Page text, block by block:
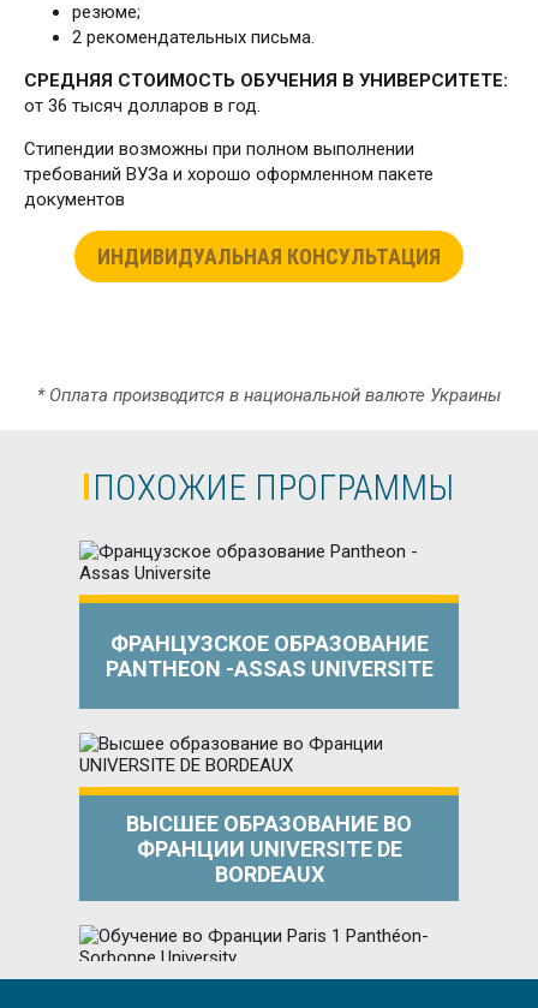
резюме;
2 рекомендательных письма.
СРЕДНЯЯ СТОИМОСТЬ ОБУЧЕНИЯ В УНИВЕРСИТЕТЕ:
от 36 тысяч долларов в год.
Стипендии возможны при полном выполнении
требований ВУЗа и хорошо оформленном пакете
документов
ИНДИВИДУАЛЬНАЯ КОНСУЛЬТАЦИЯ
* Оплата производится в национальной валюте Украины
ПОХОЖИЕ ПРОГРАММЫ
ФРАНЦУЗСКОЕ ОБРАЗОВАНИЕ
PANTHEON -ASSAS UNIVERSITE
ВЫСШЕЕ ОБРАЗОВАНИЕ ВО
ФРАНЦИИ UNIVERSITE DE
BORDEAUX